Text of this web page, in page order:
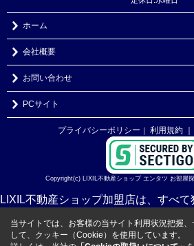
ホーム
会社概要
お問い合わせ
PCサイト
プライバシーポリシー ｜ 利用規約
Copyright(c) LIXIL不動産ショップ エンタツ お部屋
LIXIL不動産ショップ加盟店は、すべて
当サイトでは、お客様の当サイト利用状況把握
して、クッキー（Cookie）を使用しています。